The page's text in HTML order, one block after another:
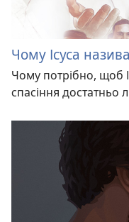
Чому Ісуса
Чому потрібно, щоб
спасіння достатньо